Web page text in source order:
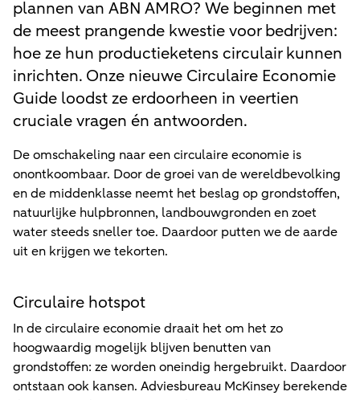
plannen van ABN AMRO? We beginnen met
de meest prangende kwestie voor bedrijven:
hoe ze hun productieketens circulair kunnen
inrichten. Onze nieuwe Circulaire Economie
Guide loodst ze erdoorheen in veertien
cruciale vragen én antwoorden.
De omschakeling naar een circulaire economie is
onontkoombaar. Door de groei van de wereldbevolking
en de middenklasse neemt het beslag op grondstoffen,
natuurlijke hulpbronnen, landbouwgronden en zoet
water steeds sneller toe. Daardoor putten we de aarde
uit en krijgen we tekorten.
Circulaire hotspot
In de circulaire economie draait het om het zo
hoogwaardig mogelijk blijven benutten van
grondstoffen: ze worden oneindig hergebruikt. Daardoor
ontstaan ook kansen. Adviesbureau McKinsey berekende